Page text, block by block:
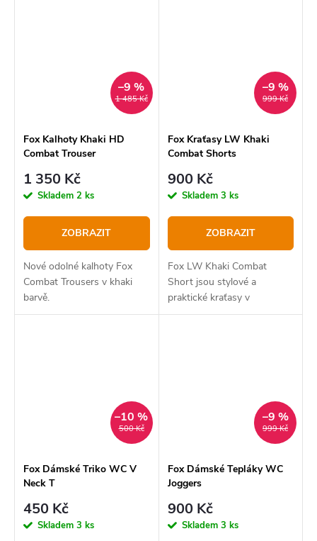
1 485 Kč
–9 %
Fox Kalhoty Khaki HD
Combat Trouser
1 350 Kč
Skladem 2 ks
ZOBRAZIT
Nové odolné kalhoty Fox
Combat Trousers v khaki
barvě.
999 Kč
–9 %
Fox Kraťasy LW Khaki
Combat Shorts
900 Kč
Skladem 3 ks
ZOBRAZIT
Fox LW Khaki Combat
Short jsou stylové a
praktické kraťasy v
přírodním odstínu khaki ,
500 Kč
–10 %
Fox Dámské Triko WC V
Neck T
450 Kč
Skladem 3 ks
999 Kč
–9 %
Fox Dámské Tepláky WC
Joggers
900 Kč
Skladem 3 ks